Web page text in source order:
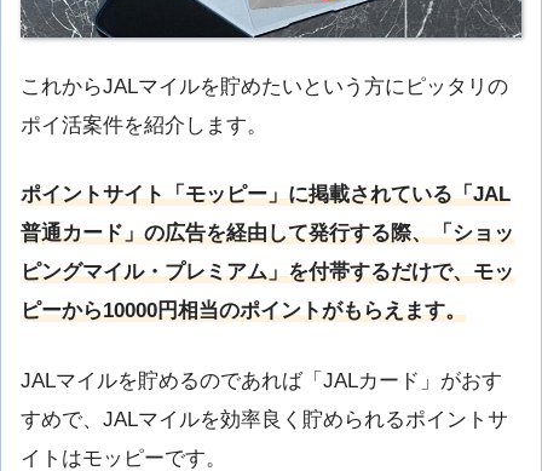
これからJALマイルを貯めたいという方にピッタリの
ポイ活案件を紹介します。
ポイントサイト「モッピー」に掲載されている「JAL
普通カード」の広告を経由して発行する際、「ショッ
ピングマイル・プレミアム」を付帯するだけで、モッ
ピーから10000円相当のポイントがもらえます。
JALマイルを貯めるのであれば「JALカード」がおす
すめで、JALマイルを効率良く貯められるポイントサ
イトはモッピーです。